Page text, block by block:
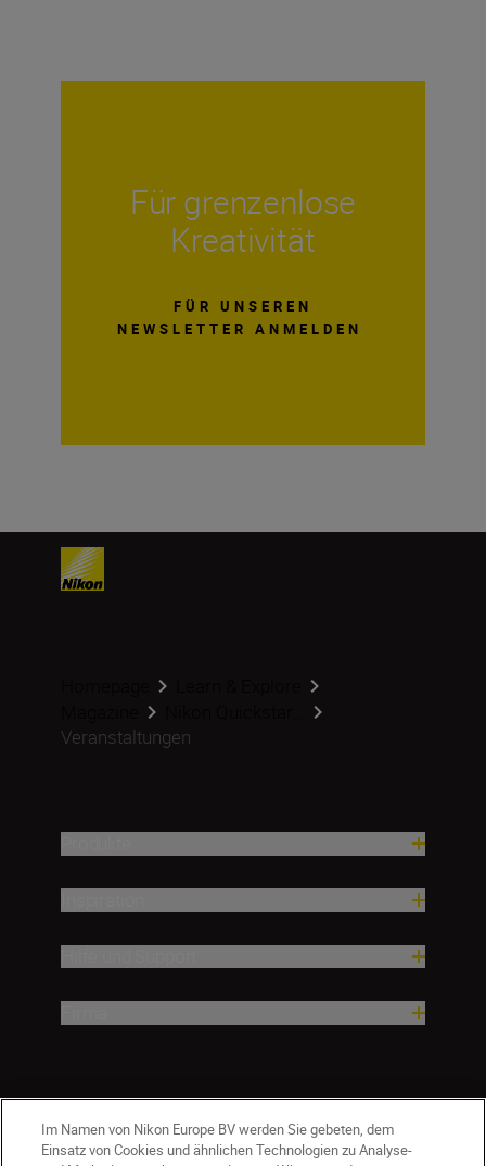
Für grenzenlose
Kreativität
FÜR UNSEREN
NEWSLETTER ANMELDEN
Veranstaltungen
Im Namen von Nikon Europe BV werden Sie gebeten, dem
Einsatz von Cookies und ähnlichen Technologien zu Analyse-